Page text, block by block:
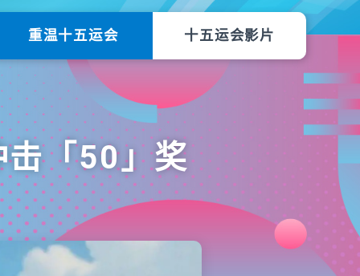
重温十五运会 十五运会影片
「50」奖